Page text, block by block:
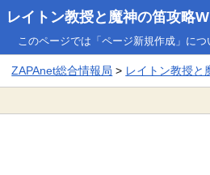
レイトン教授と魔神の笛攻略
このページでは「ページ新規作成」につ
ZAPAnet総合情報局 > レイトン教授と